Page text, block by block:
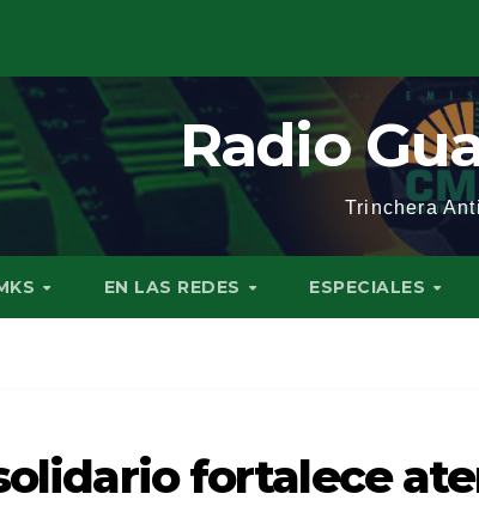
Radio
Trinchera
EN LAS REDES ESPECIALES
fortalece